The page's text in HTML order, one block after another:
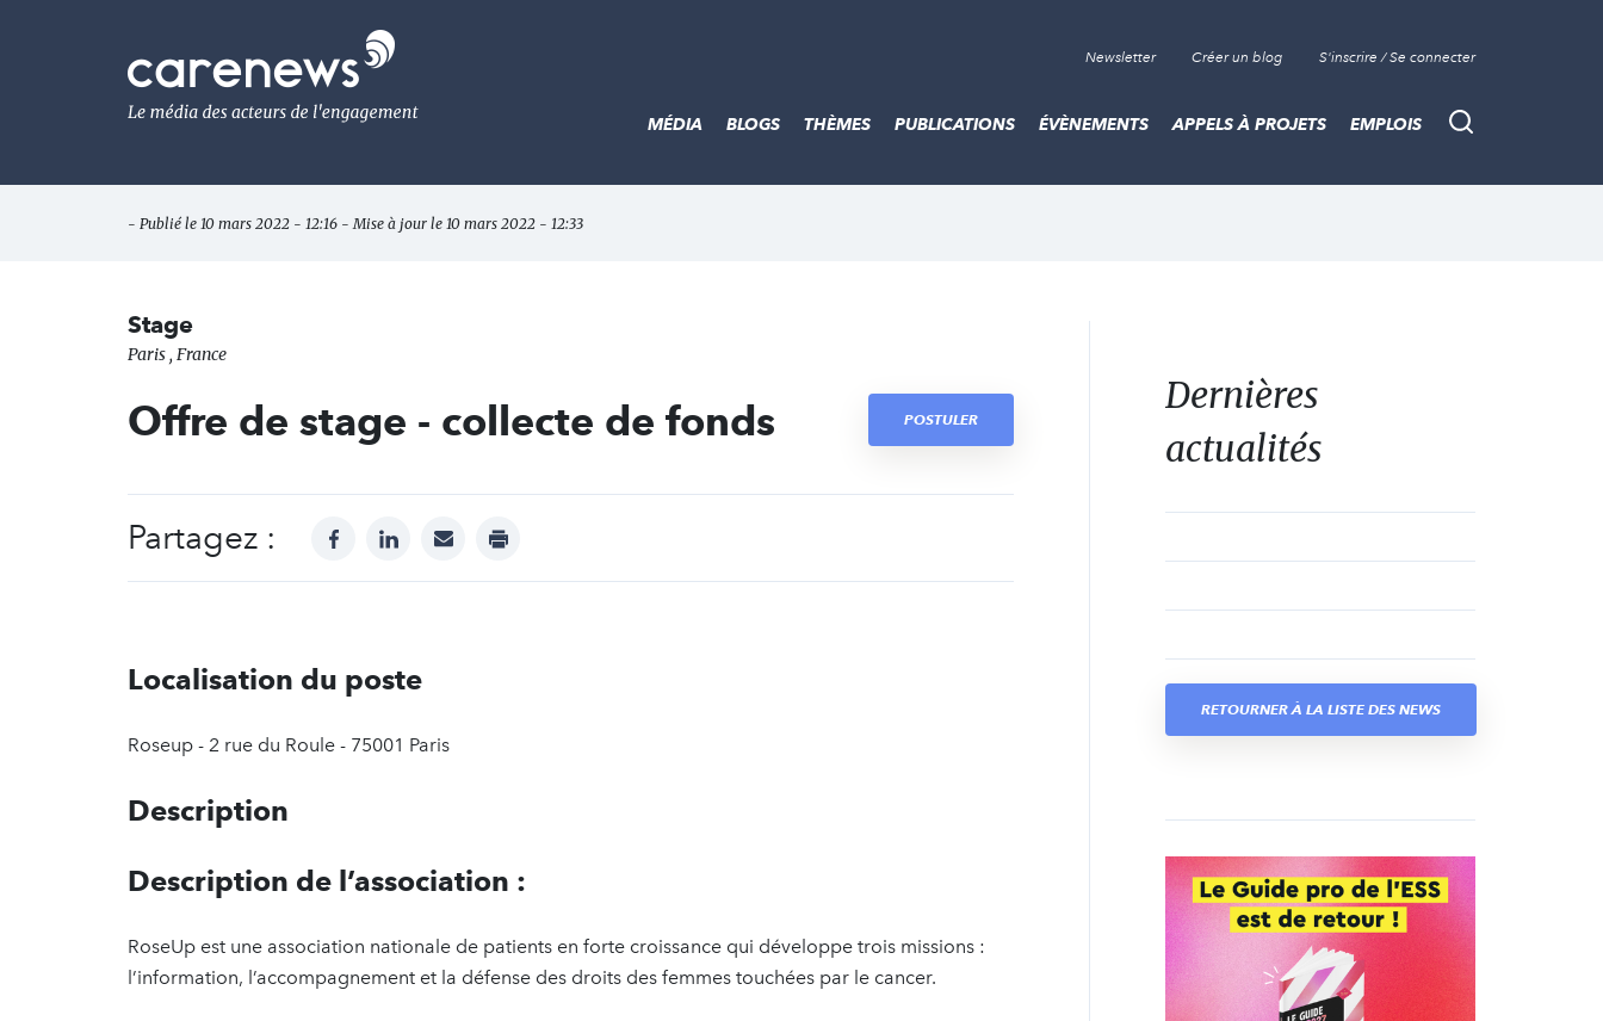
Le
média
de
l'engagement
Newsletter Créer un blog S'inscrire / Se connecter
Recherche
MÉDIA BLOGS THÈMES PUBLICATIONS ÉVÈNEMENTS APPELS À PROJETS EMPLOIS
- Publié le 10 mars 2022 - 12:16 - Mise à jour le 10 mars 2022 - 12:33
Stage
Paris , France
Offre de stage - collecte de fonds POSTULER
Partagez : facebooklinkedinmail print
Localisation du poste
Roseup - 2 rue du Roule - 75001 Paris
Description
Description de l’association :
RoseUp est une association nationale de patients en forte croissance qui développe trois missions :
l’information, l’accompagnement et la défense des droits des femmes touchées par le cancer.
Dernières
actualités
RETOURNER À LA LISTE DES NEWS